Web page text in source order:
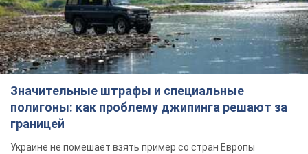
Значительные штрафы и специальные
полигоны: как проблему джипинга решают за
границей
Украине не помешает взять пример со стран Европы